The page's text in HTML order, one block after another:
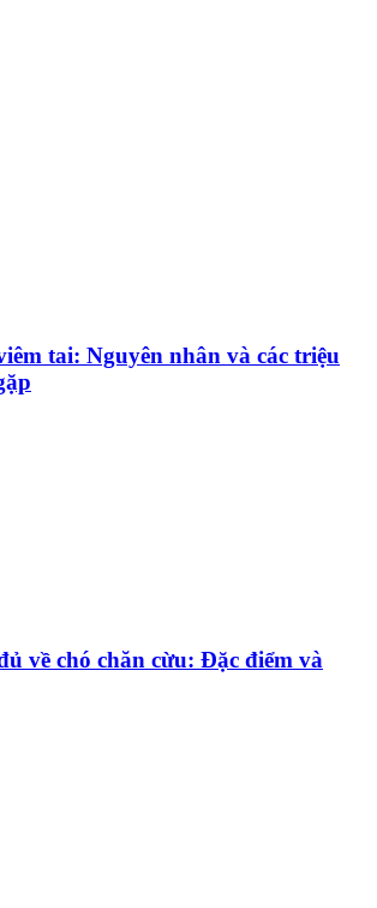
tai: Nguyên nhân và các triệu
về chó chăn cừu: Đặc điểm và